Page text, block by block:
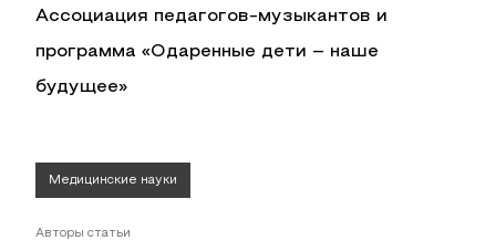
Ассоциация педагогов-музыкантов и
программа «Одаренные дети – наше
будущее»
Медицинские науки
Авторы статьи